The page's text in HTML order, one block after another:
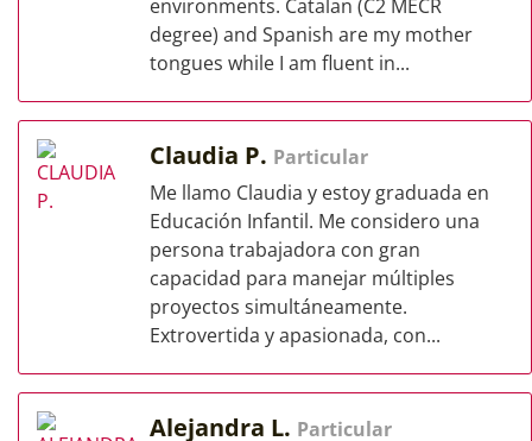
environments. Catalan (C2 MECR
degree) and Spanish are my mother
tongues while I am fluent in...
Claudia P. Particular
Me llamo Claudia y estoy graduada en
Educación Infantil. Me considero una
persona trabajadora con gran
capacidad para manejar múltiples
proyectos simultáneamente.
Extrovertida y apasionada, con...
Alejandra L. Particular